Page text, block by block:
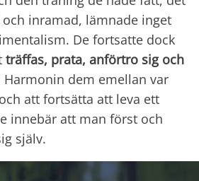
inramad, lämnade inget
De fortsatte dock
träffas, prata, anförtro sig och
Harmonin dem emellan var
att fortsätta att leva ett
innebär att man först och
själv.